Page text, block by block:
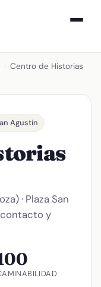
Centro de Historias
Agustin
· Plaza San
y